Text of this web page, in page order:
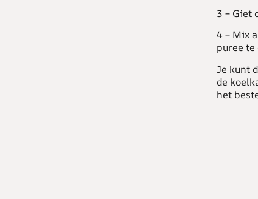
3 – Giet
4 – Mix
puree
Je kunt
de
het